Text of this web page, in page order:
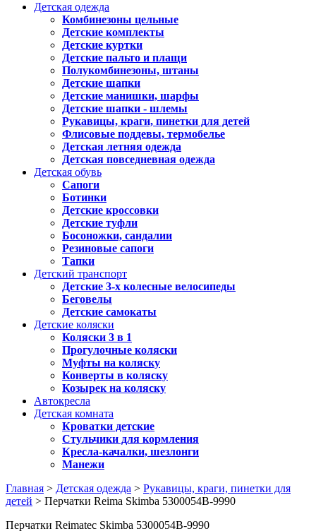
Детская одежда
Комбинезоны цельные
Детские комплекты
Детские куртки
Детские пальто и плащи
Полукомбинезоны, штаны
Детские шапки
Детские манишки, шарфы
Детские шапки - шлемы
Рукавицы, краги, пинетки для детей
Флисовые поддевы, термобелье
Детская летняя одежда
Детская повседневная одежда
Детская обувь
Сапоги
Ботинки
Детские кроссовки
Детские туфли
Босоножки, сандалии
Резиновые сапоги
Тапки
Детский транспорт
Детские 3-х колесные велосипеды
Беговелы
Детские самокаты
Детские коляски
Коляски 3 в 1
Прогулочные коляски
Муфты на коляску
Конверты в коляску
Козырек на коляску
Автокресла
Детская комната
Кроватки детские
Стульчики для кормления
Кресла-качалки, шезлонги
Манежи
Главная > Детская одежда > Рукавицы, краги, пинетки для
детей > Перчатки Reima Skimba 5300054B-9990
Перчатки Reimatec Skimba 5300054B-9990